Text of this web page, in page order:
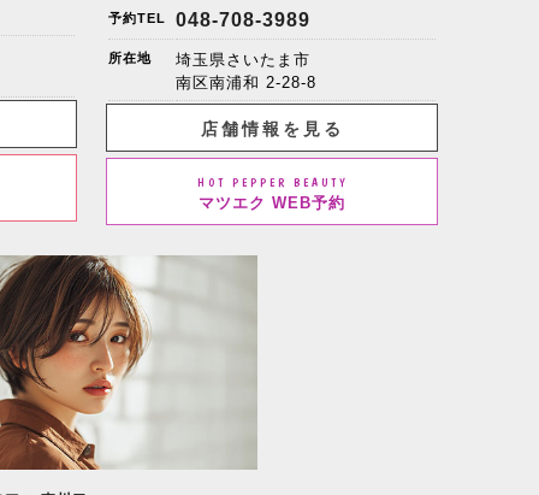
予約TEL 048-708-3989
所在地
埼玉県さいたま市
南区南浦和 2-28-8
店舗情報を見る
HOT PEPPER BEAUTY
マツエク WEB予約